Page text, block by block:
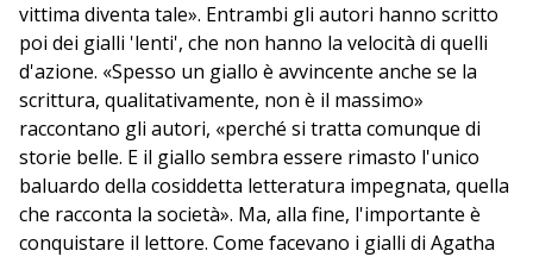
vittima diventa tale». Entrambi gli autori hanno scritto
poi dei gialli 'lenti', che non hanno la velocità di quelli
d'azione. «Spesso un giallo è avvincente anche se la
scrittura, qualitativamente, non è il massimo»
raccontano gli autori, «perché si tratta comunque di
storie belle. E il giallo sembra essere rimasto l'unico
baluardo della cosiddetta letteratura impegnata, quella
che racconta la società». Ma, alla fine, l'importante è
conquistare il lettore. Come facevano i gialli di Agatha